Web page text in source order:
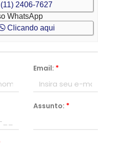
(11) 2406-7627
WhatsApp
Clicando aqui
Email: *
Assunto: *